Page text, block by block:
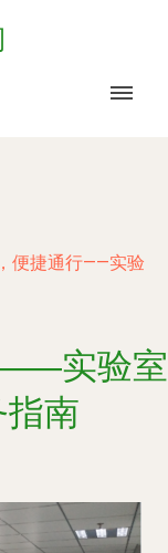
便捷通行——实验
——实验室
南